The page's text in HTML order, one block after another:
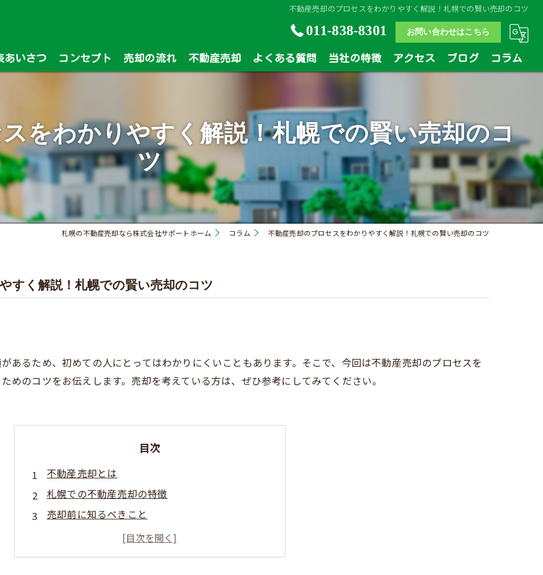
不動産売却のプロセスをわかりやすく解説！札幌での賢い売却のコツ
011-838-8301 お問い合わせはこちら
あいさつ コンセプト 売却の流れ 不動産売却 よくある質問 当社の特徴
戸建
マンション
相続
買い替え
アクセス ブログ コラム
をわかりやすく解説！札幌での賢い売却のコ
ツ
札幌の不動産売却なら株式会社サポートホーム コラム 不動産売却のプロセスをわかりやすく解説！札幌での賢い売却のコツ
すく解説！札幌での賢い売却のコツ
あるため、初めての人にとってはわかりにくいこともあります。そこで、今回は不動産売却のプロセスを
めのコツをお伝えします。売却を考えている方は、ぜひ参考にしてみてください。
目次
不動産売却とは
札幌での不動産売却の特徴
売却前に知るべきこと
売却価格を決める方法
成功する不動産売却のコツ